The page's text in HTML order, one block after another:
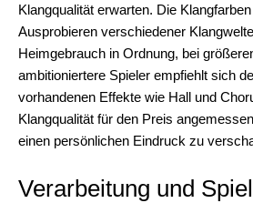
Klangqualität erwarten. Die
Ausprobieren verschiedener
Heimgebrauch in Ordnung, bei
ambitioniertere Spieler empfiehlt sich
vorhandenen Effekte wie Hall und
Klangqualität für den Preis
einen persönlichen Eindruck zu
Verarbeitung und